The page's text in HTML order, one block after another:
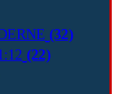
(32)
(22)